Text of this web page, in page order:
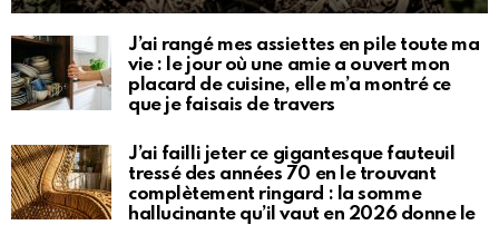
J’ai rangé mes assiettes en pile toute ma
vie : le jour où une amie a ouvert mon
placard de cuisine, elle m’a montré ce
que je faisais de travers
J’ai failli jeter ce gigantesque fauteuil
tressé des années 70 en le trouvant
complètement ringard : la somme
hallucinante qu’il vaut en 2026 donne le